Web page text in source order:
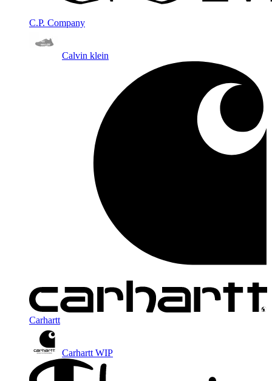
C.P. Company
Calvin klein
Carhartt
Carhartt WIP